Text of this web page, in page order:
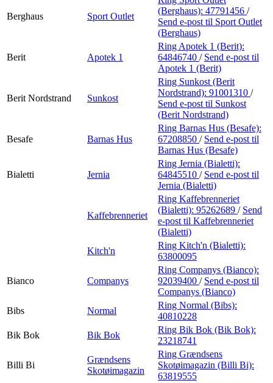
Berghaus Sport Outlet
(Berghaus): 47791456 /
Send e-post til Sport Outlet
(Berghaus)
Berit Apotek 1
Ring Apotek 1 (Berit):
64846740 / Send e-post til
Apotek 1 (Berit)
Berit Nordstrand Sunkost
Ring Sunkost (Berit
Nordstrand): 91001310 /
Send e-post til Sunkost
(Berit Nordstrand)
Besafe Barnas Hus
Ring Barnas Hus (Besafe):
67208850 / Send e-post til
Barnas Hus (Besafe)
Bialetti Jernia
Ring Jernia (Bialetti):
64845510 / Send e-post til
Jernia (Bialetti)
Kaffebrenneriet
Ring Kaffebrenneriet
(Bialetti): 95262689 / Send
e-post til Kaffebrenneriet
(Bialetti)
Kitch'n
Ring Kitch'n (Bialetti):
63800095
Bianco Companys
Ring Companys (Bianco):
92039400 / Send e-post til
Companys (Bianco)
Bibs
Normal
Ring Normal (Bibs):
40810228
Bik Bok
Bik Bok
Ring Bik Bok (Bik Bok):
23218741
Billi Bi
Grændsens
Skotøimagazin
Ring Grændsens
Skotøimagazin (Billi Bi):
63819555